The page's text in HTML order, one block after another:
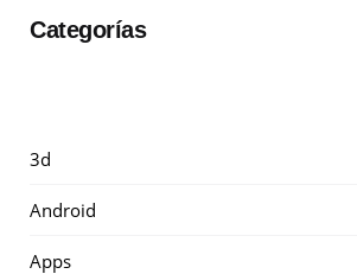
Categorías
3d
Android
Apps